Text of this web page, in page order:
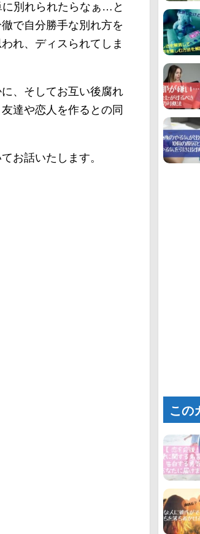
別れられたらなぁ…と
で自分勝手な別れ方を
れ、ディスられてしま
、そしてお互い後腐れ
達や恋人を作るとの同
お話いたします。
この